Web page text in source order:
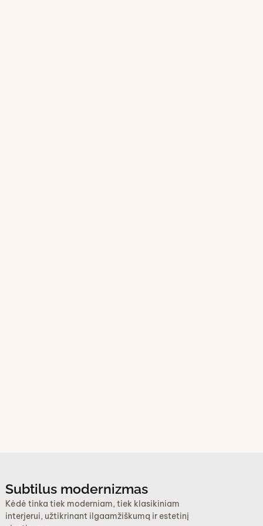
Subtilus modernizmas
Kėdė tinka tiek moderniam, tiek klasikiniam
interjerui, užtikrinant ilgaamžiškumą ir estetinį